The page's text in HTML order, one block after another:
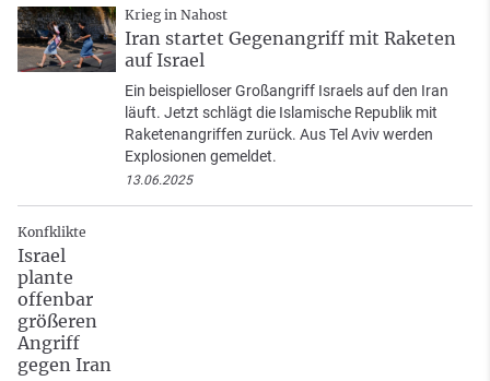
Krieg in Nahost
Iran startet Gegenangriff mit Raketen
auf Israel
Ein beispielloser Großangriff Israels auf den Iran
läuft. Jetzt schlägt die Islamische Republik mit
Raketenangriffen zurück. Aus Tel Aviv werden
Explosionen gemeldet.
13.06.2025
Konfklikte
Israel
plante
offenbar
größeren
Angriff
gegen Iran